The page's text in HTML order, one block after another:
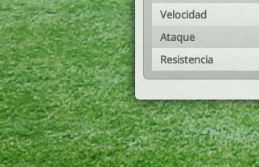
Velocidad
Ataque
Resistencia